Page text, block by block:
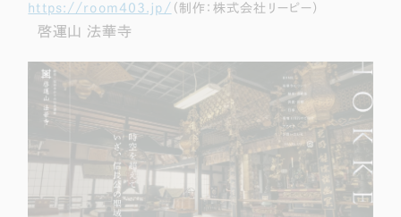
https://room403.jp/ （制作：株式会社リーピー）
啓運山 法華寺